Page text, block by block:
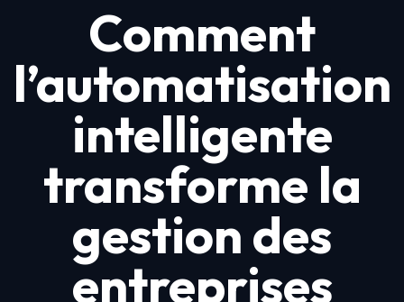
Comment
l’automatisation
intelligente
transforme la
gestion des
entreprises